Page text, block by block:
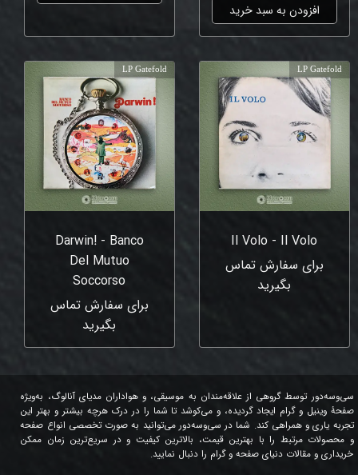
افزودن به سبد خرید
Il Volo - Il Volo
برای سفارش تماس
بگیرید
LP Gatefold
Darwin! - Banco
Del Mutuo
Soccorso
برای سفارش تماس
بگیرید
LP Gatefold
سی‌وسه‌دور توسط گروهی از علاقه‌مندان به موسیقی، و هواداران مدیای آنالوگ، به‌ویژه
صفحۀ وینیل و گرام ایجاد گردیده، و می‌کوشد تا شما را در درک هرچه بیشتر و بهتر این
تجربه یاری و همراهی کند. شما در سی‌وسه‌دور می‌توانید به صورت تخصصی انواع صفحه
و محصولات مرتبط را با بهترین قیمت، بالاترین کیفیت و در سریع‌ترین زمان ممکن
خریداری و مقالات دنیای صفحه و گرام را دنبال نمایید.